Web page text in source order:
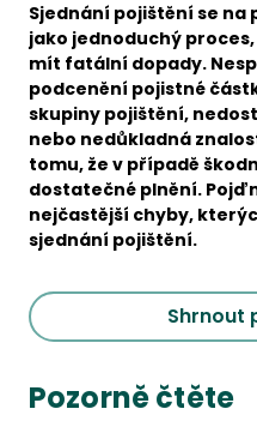
Sjednání pojištění se na
jako jednoduchý
mít fatální dopady.
podcenění pojistné
skupiny pojištění,
nebo nedůkladná
tomu, že v případě
dostatečné plnění.
nejčastější chyby,
sjednání pojištění.
Shrnout
Pozorně čtěte